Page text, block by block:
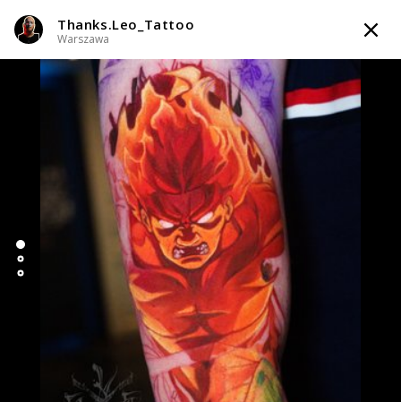
TATTOOARTIST
Thanks.Leo_Tattoo
Warszawa
Abstrakcyjny / Black & Grey / Newschool / Graffiti /
Cartoon / Realizm / Surrealizm / Horror
WIADOMOŚĆ
TATUAŻE WZORY TATTOO LIFE
Thanks.Leo_Tattoo
Warszawa